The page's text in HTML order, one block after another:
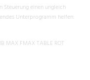
einen ungleich
Unterprogramm helfen:
MAX FMAX TABLE ROT